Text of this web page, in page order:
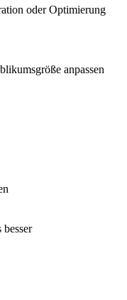
oder Optimierung
anpassen
besser